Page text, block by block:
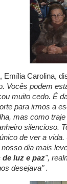
Emília Carolina,
Vocês podem
muito cedo. É
para irmos a
mas como
silencioso.
de ver a
nosso dia mais
de luz e paz",
desejava" .